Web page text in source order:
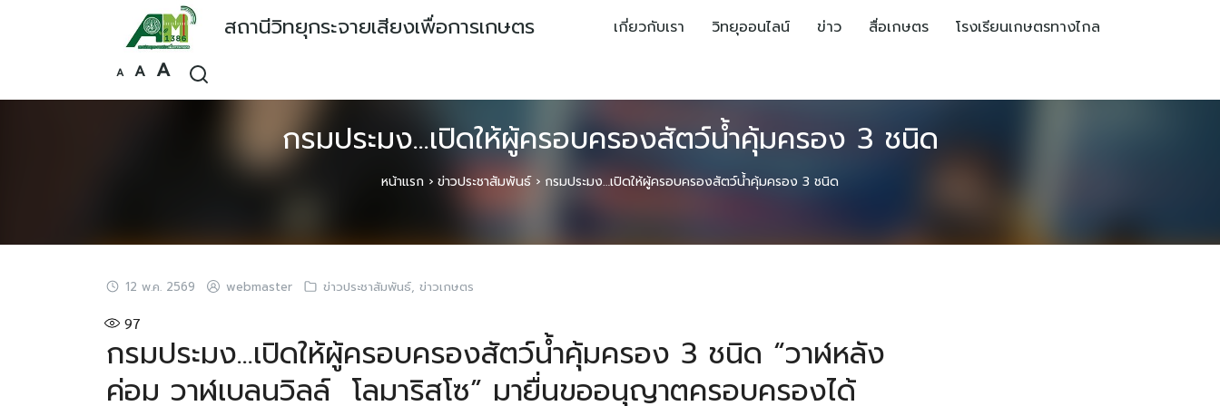
สถานีวิทยุกระจายเสียงเพื่อการเกษตร เกี่ยวกับเรา วิทยุออนไลน์ ข่าว สื่อเกษตร โรงเรียนเกษตรทางไกล
A
Decrease
font
A Reset
font
size.
AIncrease
font
size.
กรมประมง…เปิดให้ผู้ครอบครองสัตว์น้ำคุ้มครอง 3 ชนิด
หน้าแรก › ข่าวประชาสัมพันธ์› กรมประมง…เปิดให้ผู้ครอบครองสัตว์น้ำคุ้มครอง 3 ชนิด
12 พ.ค. 2569 webmaster ข่าวประชาสัมพันธ์, ข่าวเกษตร
97
กรมประมง…เปิดให้ผู้ครอบครองสัตว์น้ำคุ้มครอง 3 ชนิด “วาฬหลัง
ค่อม วาฬเบลนวิลล์ โลมาริสโซ” มายื่นขออนุญาตครอบครองได้